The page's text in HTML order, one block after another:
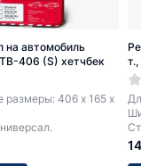
на автомобиль
406 (S) хетчбек
размеры: 406 х 165 х
14